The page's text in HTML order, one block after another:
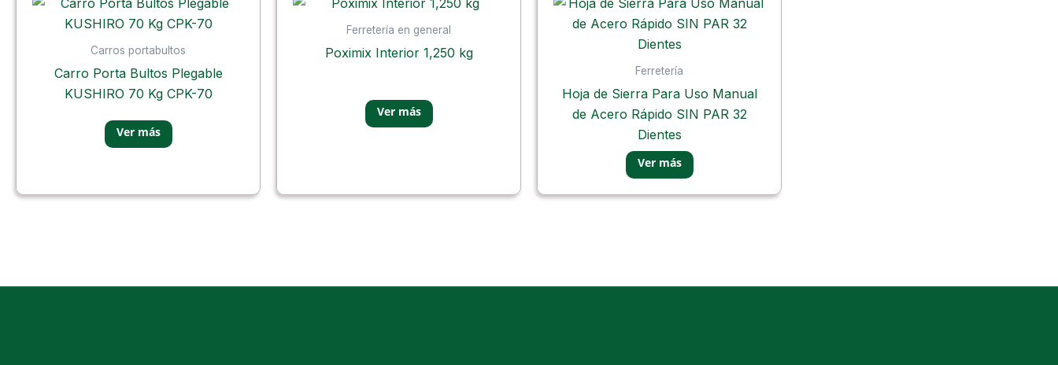
Carros portabultos
Carro Porta Bultos Plegable
KUSHIRO 70 Kg CPK-70
Ferretería en general
Poximix Interior 1,250 kg
Ferretería
Hoja de Sierra Para Uso Manual
de Acero Rápido SIN PAR 32
Dientes